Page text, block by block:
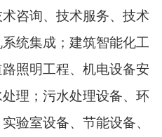
咨询、技术服务、技术
统集成；建筑智能化工
照明工程、机电设备安
理；污水处理设备、环
验室设备、节能设备、